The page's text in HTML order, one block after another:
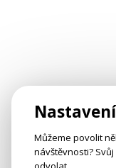
Můžeme povolit
návštěvnosti?